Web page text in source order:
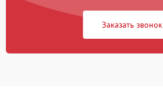
Заказать звонок